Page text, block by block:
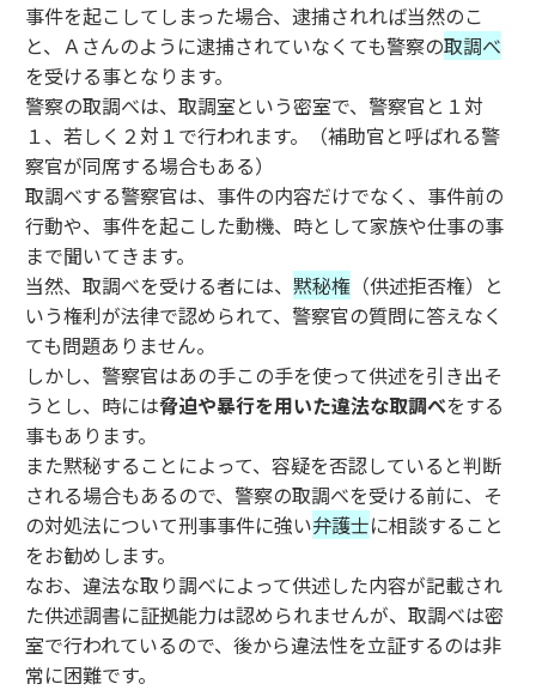
事件を起こしてしまった場合、逮捕されれば当然のこ
と、Ａさんのように逮捕されていなくても警察の取調べ
を受ける事となります。
警察の取調べは、取調室という密室で、警察官と１対
１、若しく２対１で行われます。（補助官と呼ばれる警
察官が同席する場合もある）
取調べする警察官は、事件の内容だけでなく、事件前の
行動や、事件を起こした動機、時として家族や仕事の事
まで聞いてきます。
当然、取調べを受ける者には、黙秘権 （供述拒否権）と
いう権利が法律で認められて、警察官の質問に答えなく
ても問題ありません。
しかし、警察官はあの手この手を使って供述を引き出そ
うとし、時には脅迫や暴行を用いた違法な取調べをする
事もあります。
また黙秘することによって、容疑を否認していると判断
される場合もあるので、警察の取調べを受ける前に、そ
の対処法について刑事事件に強い弁護士に相談すること
をお勧めします。
なお、違法な取り調べによって供述した内容が記載され
た供述調書に証拠能力は認められませんが、取調べは密
室で行われているので、後から違法性を立証するのは非
常に困難です。